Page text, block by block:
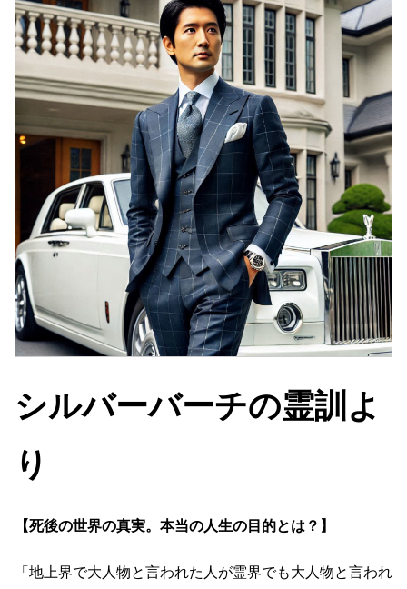
シルバーバーチの霊訓よ
り
【死後の世界の真実。本当の人生の目的とは？】
「地上界で大人物と言われた人が霊界でも大人物と言われ